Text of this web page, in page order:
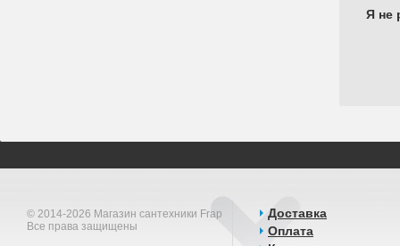
Я не
© 2014-2026 Магазин сантехники Frap
Все права защищены
Доставка
Оплата